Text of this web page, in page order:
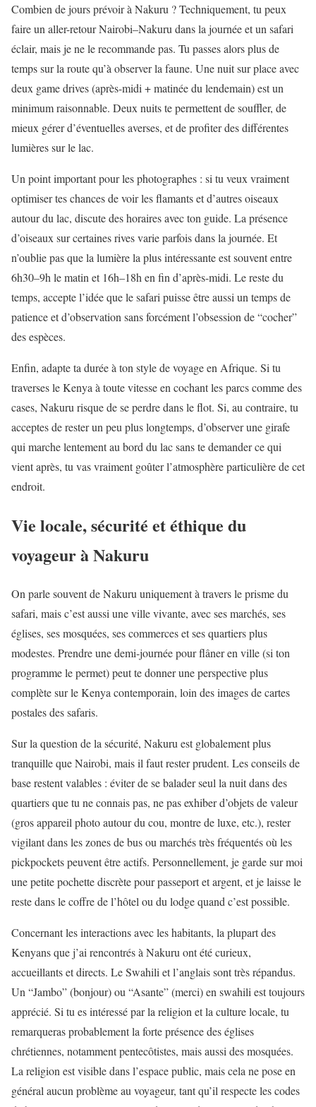
Combien de jours prévoir à Nakuru ? Techniquement, tu peux
faire un aller-retour Nairobi–Nakuru dans la journée et un safari
éclair, mais je ne le recommande pas. Tu passes alors plus de
temps sur la route qu’à observer la faune. Une nuit sur place avec
deux game drives (après-midi + matinée du lendemain) est un
minimum raisonnable. Deux nuits te permettent de souffler, de
mieux gérer d’éventuelles averses, et de profiter des différentes
lumières sur le lac.
Un point important pour les photographes : si tu veux vraiment
optimiser tes chances de voir les flamants et d’autres oiseaux
autour du lac, discute des horaires avec ton guide. La présence
d’oiseaux sur certaines rives varie parfois dans la journée. Et
n’oublie pas que la lumière la plus intéressante est souvent entre
6h30–9h le matin et 16h–18h en fin d’après-midi. Le reste du
temps, accepte l’idée que le safari puisse être aussi un temps de
patience et d’observation sans forcément l’obsession de “cocher”
des espèces.
Enfin, adapte ta durée à ton style de voyage en Afrique. Si tu
traverses le Kenya à toute vitesse en cochant les parcs comme des
cases, Nakuru risque de se perdre dans le flot. Si, au contraire, tu
acceptes de rester un peu plus longtemps, d’observer une girafe
qui marche lentement au bord du lac sans te demander ce qui
vient après, tu vas vraiment goûter l’atmosphère particulière de cet
endroit.
Vie locale, sécurité et éthique du
voyageur à Nakuru
On parle souvent de Nakuru uniquement à travers le prisme du
safari, mais c’est aussi une ville vivante, avec ses marchés, ses
églises, ses mosquées, ses commerces et ses quartiers plus
modestes. Prendre une demi-journée pour flâner en ville (si ton
programme le permet) peut te donner une perspective plus
complète sur le Kenya contemporain, loin des images de cartes
postales des safaris.
Sur la question de la sécurité, Nakuru est globalement plus
tranquille que Nairobi, mais il faut rester prudent. Les conseils de
base restent valables : éviter de se balader seul la nuit dans des
quartiers que tu ne connais pas, ne pas exhiber d’objets de valeur
(gros appareil photo autour du cou, montre de luxe, etc.), rester
vigilant dans les zones de bus ou marchés très fréquentés où les
pickpockets peuvent être actifs. Personnellement, je garde sur moi
une petite pochette discrète pour passeport et argent, et je laisse le
reste dans le coffre de l’hôtel ou du lodge quand c’est possible.
Concernant les interactions avec les habitants, la plupart des
Kenyans que j’ai rencontrés à Nakuru ont été curieux,
accueillants et directs. Le Swahili et l’anglais sont très répandus.
Un “Jambo” (bonjour) ou “Asante” (merci) en swahili est toujours
apprécié. Si tu es intéressé par la religion et la culture locale, tu
remarqueras probablement la forte présence des églises
chrétiennes, notamment pentecôtistes, mais aussi des mosquées.
La religion est visible dans l’espace public, mais cela ne pose en
général aucun problème au voyageur, tant qu’il respecte les codes